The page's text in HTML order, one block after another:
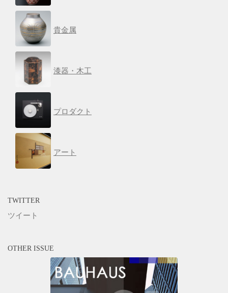
貴金属
漆器・木工
プロダクト
アート
TWITTER
ツイート
OTHER ISSUE